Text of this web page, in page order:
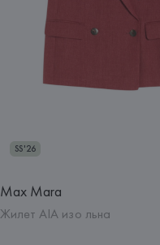
SS'26
Max Mara
Жилет AIA изо льна